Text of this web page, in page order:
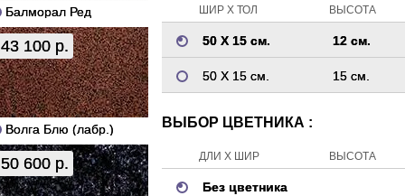
Балморал Ред
43 100 р.
Волга Блю (лабр.)
50 600 р.
ШИР Х ТОЛ ВЫСОТА
50 Х 15 см. 12 см.
50 Х 15 см. 15 см.
ВЫБОР ЦВЕТНИКА :
ДЛИ Х ШИР ВЫСОТА
Без цветника